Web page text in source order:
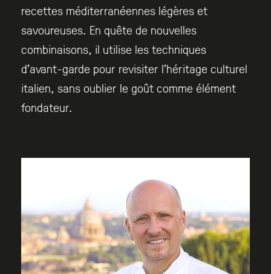
recettes méditerranéennes légères et
savoureuses. En quête de nouvelles
combinaisons, il utilise les techniques
d’avant-garde pour revisiter l’héritage culturel
italien, sans oublier le goût comme élément
fondateur.